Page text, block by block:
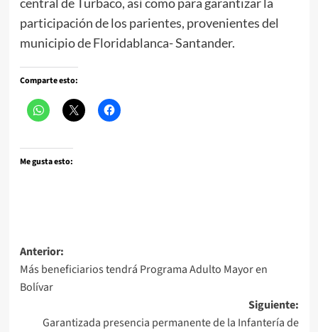
participación de los parientes, provenientes del
municipio de Floridablanca- Santander.
Comparte esto:
Me gusta esto:
Navegación
de
entradas
Anterior:
Más beneficiarios tendrá Programa Adulto Mayor en
Bolívar
Siguiente:
Garantizada presencia permanente de la Infantería de